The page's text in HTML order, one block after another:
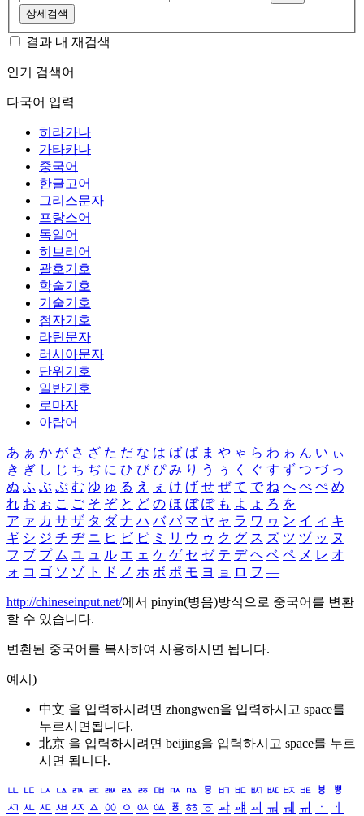
상세검색
결과 내 재검색
인기 검색어
다국어 입력
히라가나
가타카나
중국어
한글고어
그리스문자
프랑스어
독일어
히브리어
괄호기호
학술기호
기술기호
첨자기호
라틴문자
러시아문자
단위기호
일반기호
로마자
아랍어
あ ぁ か が さ ざ た だ な は ば ぱ ま や ゃ ら わ ゎ ん い ぃ
き ぎ し じ ち ぢ に ひ び ぴ み り う ぅ く ぐ す ず つ づ っ
ぬ ふ ぶ ぷ む ゆ ゅ る え ぇ け げ せ ぜ て で ね へ べ ぺ め
れ お ぉ こ ご そ ぞ と ど の ほ ぼ ぽ も よ ょ ろ を
ア ァ カ サ ザ タ ダ ナ ハ バ パ マ ヤ ャ ラ ワ ヮ ン イ ィ キ
ギ シ ジ チ ヂ ニ ヒ ビ ピ ミ リ ウ ゥ ク グ ス ズ ツ ヅ ッ ヌ
フ ブ プ ム ユ ュ ル エ ェ ケ ゲ セ ゼ テ デ ヘ ベ ペ メ レ オ
ォ コ ゴ ソ ゾ ト ド ノ ホ ボ ポ モ ヨ ョ ロ ヲ ―
http://chineseinput.net/에서 pinyin(병음)방식으로 중국어를 변환
할 수 있습니다.
변환된 중국어를 복사하여 사용하시면 됩니다.
예시)
中文 을 입력하시려면 zhongwen을 입력하시고 space를
누르시면됩니다.
北京 을 입력하시려면 beijing을 입력하시고 space를 누르
시면 됩니다.
ㅥ ㅦ ㅧ ㅨ ㅩ ㅪ ㅫ ㅬ ㅭ ㅮ ㅯ ㅰ ㅱ ㅲ ㅳ ㅴ ㅵ ㅶ ㅷ ㅸ
ㅹ
ㅺ ㅻ ㅼ ㅽ ㅾ ㅿ ㆀ ㆁ ㆂ ㆃ ㆄ ㆅ ㆆ ㆇ ㆈ ㆉ ㆊ ㆋ ㆌ ㆍ
ㆎ